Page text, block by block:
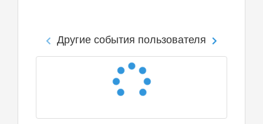
Другие события пользователя